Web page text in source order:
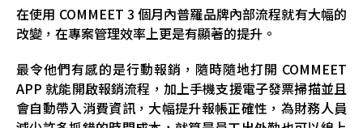
在使用 COMMEET 3 個月內普羅品牌內部流程就有大幅的
改變，在專案管理效率上更是有顯著的提升。
最令他們有感的是行動報銷，隨時隨地打開 COMMEET
APP 就能開啟報銷流程，加上手機支援電子發票掃描並且
會自動帶入消費資訊，大幅提升報帳正確性，為財務人員